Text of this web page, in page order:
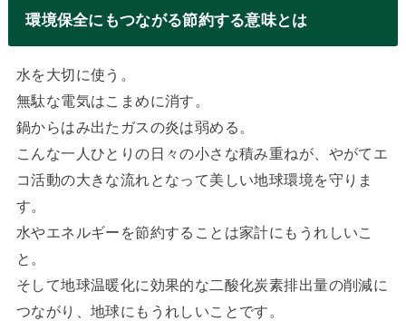
環境保全にもつながる節約する意味とは
水を大切に使う。
無駄な電気はこまめに消す。
鍋からはみ出たガスの炎は弱める。
こんな一人ひとりの日々の小さな積み重ねが、やがてエ
コ活動の大きな流れとなって美しい地球環境を守りま
す。
水やエネルギーを節約することは家計にもうれしいこ
と。
そして地球温暖化に効果的な二酸化炭素排出量の削減に
つながり、地球にもうれしいことです。